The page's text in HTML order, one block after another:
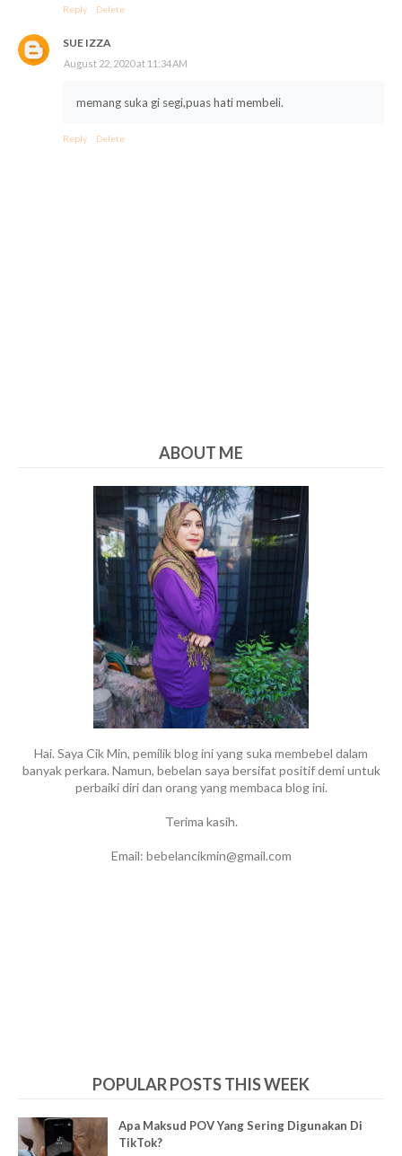
Reply Delete
SUE IZZA
August 22, 2020 at 11:34 AM
memang suka gi segi,puas hati membeli.
Reply Delete
ABOUT ME
Hai. Saya Cik Min, pemilik blog ini yang suka membebel dalam
banyak perkara. Namun, bebelan saya bersifat positif demi untuk
perbaiki diri dan orang yang membaca blog ini.
Terima kasih.
Email: bebelancikmin@gmail.com
POPULAR POSTS THIS WEEK
Apa Maksud POV Yang Sering Digunakan Di
TikTok?